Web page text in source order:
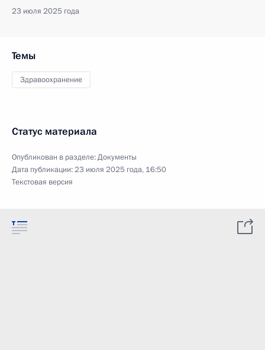
23 июля 2025 года
Темы
Здравоохранение
Статус материала
Опубликован в разделе:Документы
Дата публикации:23 июля 2025 года, 16:50
Текстовая версия